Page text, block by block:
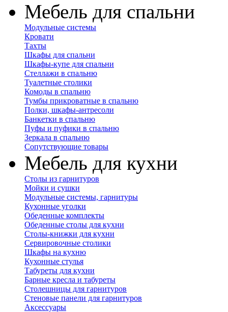
Мебель для спальни
Модульные системы
Кровати
Тахты
Шкафы для спальни
Шкафы-купе для спальни
Стеллажи в спальню
Туалетные столики
Комоды в спальню
Тумбы прикроватные в спальню
Полки, шкафы-антресоли
Банкетки в спальню
Пуфы и пуфики в спальню
Зеркала в спальню
Сопутствующие товары
Мебель для кухни
Столы из гарнитуров
Мойки и сушки
Модульные системы, гарнитуры
Кухонные уголки
Обеденные комплекты
Обеденные столы для кухни
Столы-книжки для кухни
Сервировочные столики
Шкафы на кухню
Кухонные стулья
Табуреты для кухни
Барные кресла и табуреты
Столешницы для гарнитуров
Стеновые панели для гарнитуров
Аксессуары